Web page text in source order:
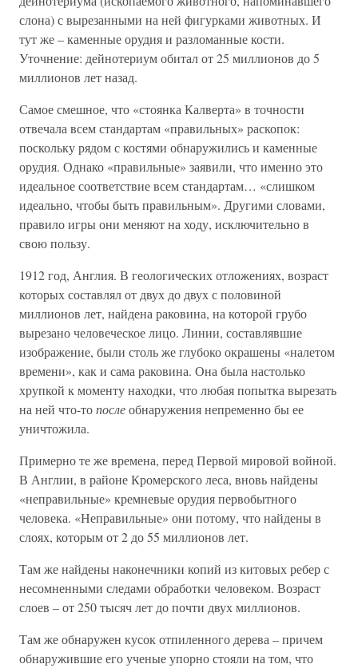
слона) с вырезанными на ней фигурками животных. И
тут же – каменные орудия и разломанные кости.
Уточнение: дейнотериум обитал от 25 миллионов до 5
миллионов лет назад.
Самое смешное, что «стоянка Калверта» в точности
отвечала всем стандартам «правильных» раскопок:
поскольку рядом с костями обнаружились и каменные
орудия. Однако «правильные» заявили, что именно это
идеальное соответствие всем стандартам… «слишком
идеально, чтобы быть правильным». Другими словами,
правило игры они меняют на ходу, исключительно в
свою пользу.
1912 год, Англия. В геологических отложениях, возраст
которых составлял от двух до двух с половиной
миллионов лет, найдена раковина, на которой грубо
вырезано человеческое лицо. Линии, составлявшие
изображение, были столь же глубоко окрашены «налетом
времени», как и сама раковина. Она была настолько
хрупкой к моменту находки, что любая попытка вырезать
на ней что-топослеобнаружения непременно бы ее
уничтожила.
Примерно те же времена, перед Первой мировой войной.
В Англии, в районе Кромерского леса, вновь найдены
«неправильные» кремневые орудия первобытного
человека. «Неправильные» они потому, что найдены в
слоях, которым от 2 до 55 миллионов лет.
Там же найдены наконечники копий из китовых ребер с
несомненными следами обработки человеком. Возраст
слоев – от 250 тысяч лет до почти двух миллионов.
Там же обнаружен кусок отпиленного дерева – причем
обнаружившие его ученые упорно стояли на том, что